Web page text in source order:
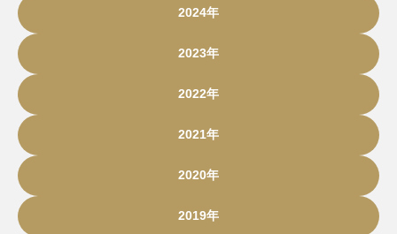
2024年
2023年
2022年
2021年
2020年
2019年